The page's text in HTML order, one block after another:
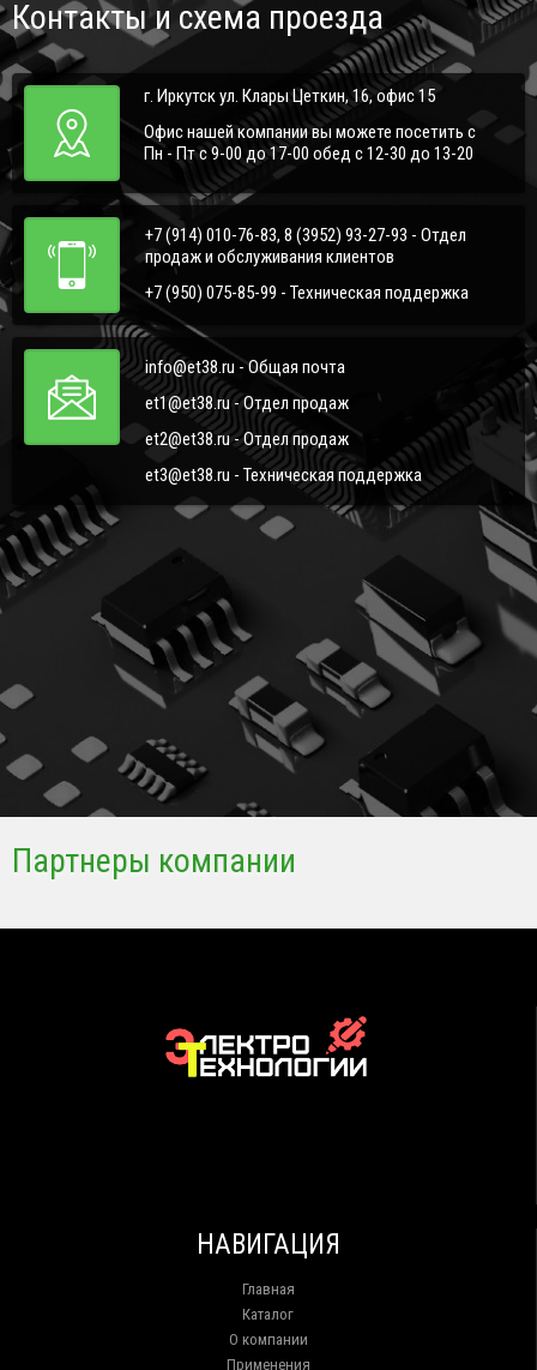
Контакты и схема проезда
г. Иркутск ул. Клары Цеткин, 16, офис 15
Офис нашей компании вы можете посетить с
Пн - Пт с 9-00 до 17-00 обед с 12-30 до 13-20
+7 (914) 010-76-83, 8 (3952) 93-27-93 - Отдел
продаж и обслуживания клиентов
+7 (950) 075-85-99 - Техническая поддержка
info@et38.ru - Общая почта
et1@et38.ru - Отдел продаж
et2@et38.ru - Отдел продаж
et3@et38.ru - Техническая поддержка
Партнеры компании
НАВИГАЦИЯ
Главная
Каталог
О компании
Применения